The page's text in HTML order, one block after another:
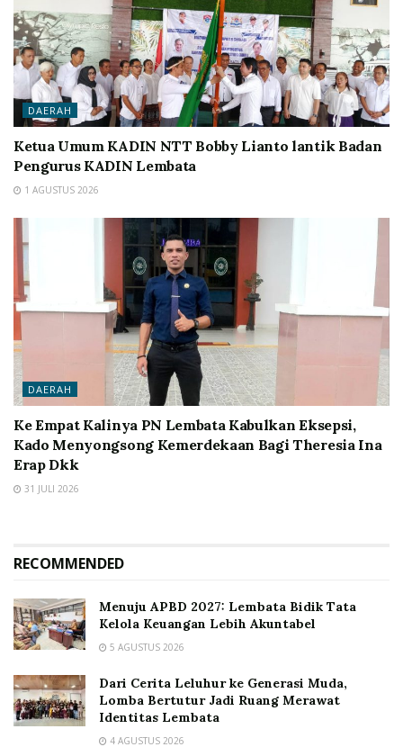
DAERAH
Ketua Umum KADIN NTT Bobby Lianto lantik Badan
Pengurus KADIN Lembata
1 AGUSTUS 2026
DAERAH
Ke Empat Kalinya PN Lembata Kabulkan Eksepsi,
Kado Menyongsong Kemerdekaan Bagi Theresia Ina
Erap Dkk
31 JULI 2026
RECOMMENDED
Menuju APBD 2027: Lembata Bidik Tata
Kelola Keuangan Lebih Akuntabel
5 AGUSTUS 2026
Dari Cerita Leluhur ke Generasi Muda,
Lomba Bertutur Jadi Ruang Merawat
Identitas Lembata
4 AGUSTUS 2026